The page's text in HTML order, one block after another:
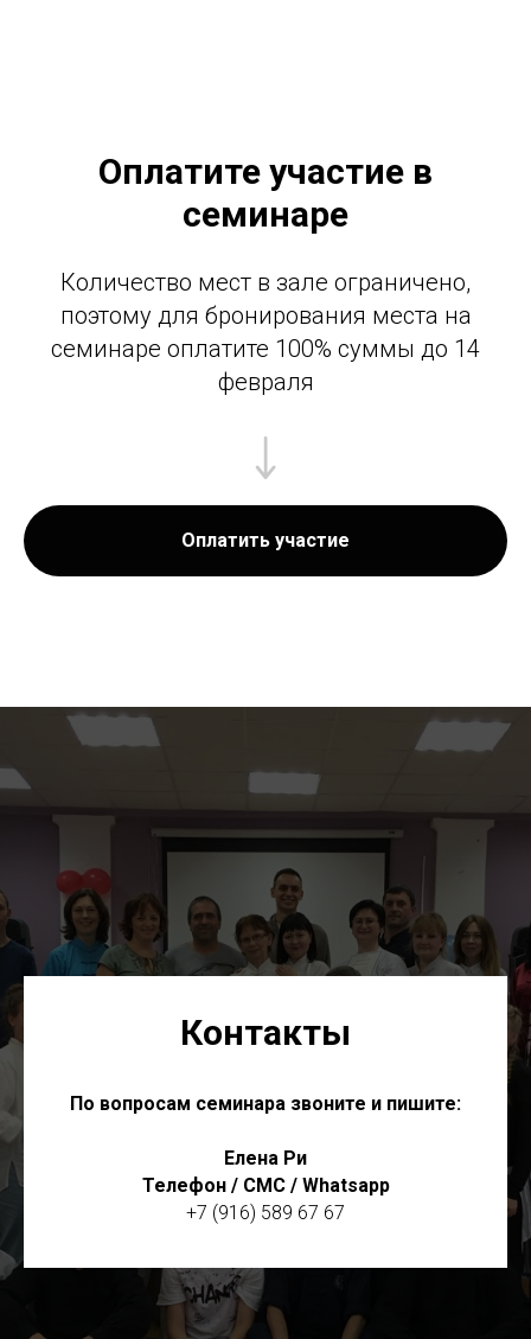
Оплатите участие в
семинаре
Количество мест в зале ограничено,
поэтому для бронирования места на
семинаре оплатите 100% суммы до 14
февраля
Оплатить участие
Контакты
По вопросам семинара звоните и пишите:
Елена Ри
Телефон / СМС / Whatsapp
+7 (916) 589 67 67